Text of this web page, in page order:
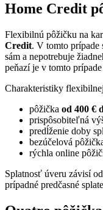
Home Credit
Flexibilnú pôžičku na
Credit. V tomto prípade
sám a nepotrebuje
peňazí je v tomto
Charakteristiky
pôžička od 400 €
prispôsobiteľná
predĺženie doby
bezúčelová
rýchla online
Splatnosť úveru závisí
prípadné predčasné